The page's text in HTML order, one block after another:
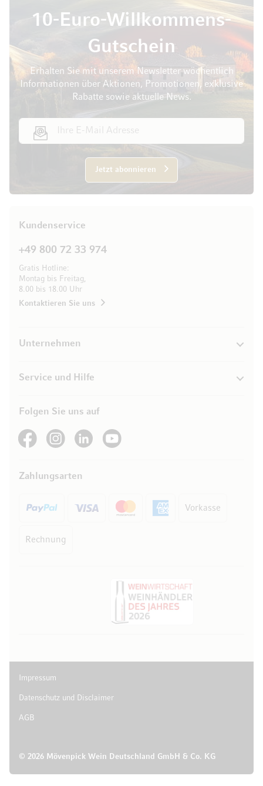
10-Euro-Willkommens-
Gutschein
Erhalten Sie mit unserem Newsletter wöchentlich
Informationen über Aktionen, Promotionen, exklusive
Rabatte sowie aktuelle News.
Jetzt abonnieren
Kundenservice
+49 800 72 33 974
Gratis Hotline:
Montag bis Freitag,
8.00 bis 18.00 Uhr
Kontaktieren Sie uns
Unternehmen
Service und Hilfe
Folgen Sie uns auf
See our FacebookSee our Instagram account
See our LinkedInSee our YouTube channel
Zahlungsarten
Vorkasse
Rechnung
© 2026 Mövenpick Wein Deutschland GmbH & Co. KG
Impressum
Datenschutz und Disclaimer
AGB